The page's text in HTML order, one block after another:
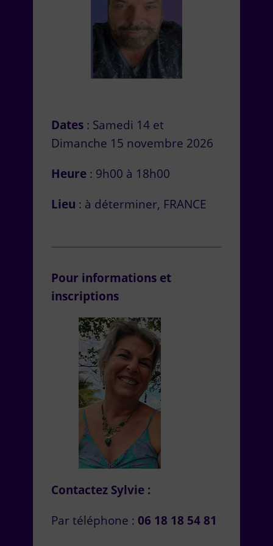
Dates : Samedi 14 et
Dimanche 15 novembre 2026
Heure : 9h00 à 18h00
Lieu : à déterminer, FRANCE
Pour informations et
inscriptions
Contactez Sylvie :
Par téléphone : 06 18 18 54 81